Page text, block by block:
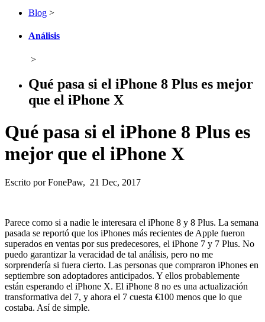
Blog >
Análisis
>
Qué pasa si el iPhone 8 Plus es mejor
que el iPhone X
Qué pasa si el iPhone 8 Plus es
mejor que el iPhone X
Escrito por FonePaw, 21 Dec, 2017
Parece como si a nadie le interesara el iPhone 8 y 8 Plus. La semana
pasada se reportó que los iPhones más recientes de Apple fueron
superados en ventas por sus predecesores, el iPhone 7 y 7 Plus. No
puedo garantizar la veracidad de tal análisis, pero no me
sorprendería si fuera cierto. Las personas que compraron iPhones en
septiembre son adoptadores anticipados. Y ellos probablemente
están esperando el iPhone X. El iPhone 8 no es una actualización
transformativa del 7, y ahora el 7 cuesta €100 menos que lo que
costaba. Así de simple.